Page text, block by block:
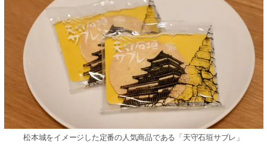
松本城をイメージした定番の⼈気商品である「天守⽯垣サブレ」